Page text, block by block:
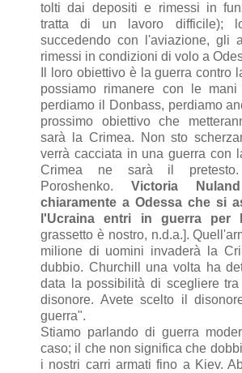
tolti dai depositi e rimessi in
tratta di un lavoro difficile);
succedendo con l'aviazione, gli
rimessi in condizioni di volo a
Il loro obiettivo è la guerra contro
possiamo rimanere con le
perdiamo il Donbass, perdiamo
prossimo obiettivo che
sarà la Crimea. Non sto
verrà cacciata in una guerra con
Crimea ne sarà il
Poroshenko. Victoria
chiaramente a Odessa che si
l'Ucraina entri in guerra per
grassetto è nostro, n.d.a.].
milione di uomini invaderà la
dubbio. Churchill una volta ha
data la possibilità di scegliere
disonore. Avete scelto il
guerra".
Stiamo parlando di guerra
caso; il che non significa che
i nostri carri armati fino a Kiev.